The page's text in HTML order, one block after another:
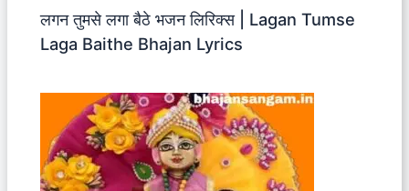
लगन तुमसे लगा बैठे भजन लिरिक्स | Lagan Tumse
Laga Baithe Bhajan Lyrics